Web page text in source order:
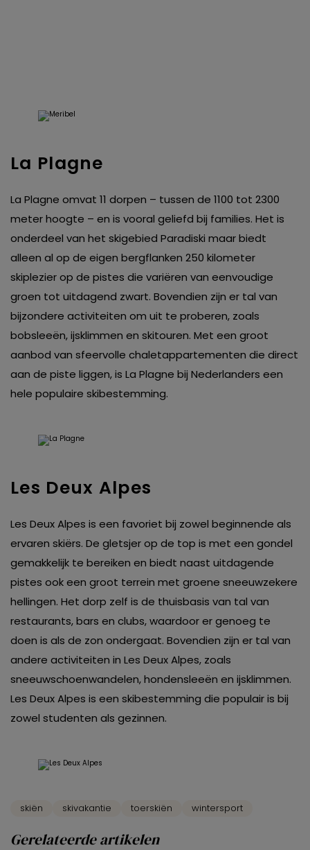
La Plagne
La Plagne omvat 11 dorpen – tussen de 1100 tot 2300
meter hoogte – en is vooral geliefd bij families. Het is
onderdeel van het skigebied Paradiski maar biedt
alleen al op de eigen bergflanken 250 kilometer
skiplezier op de pistes die variëren van eenvoudige
groen tot uitdagend zwart. Bovendien zijn er tal van
bijzondere activiteiten om uit te proberen, zoals
bobsleeën, ijsklimmen en skitouren. Met een groot
aanbod van sfeervolle chaletappartementen die direct
aan de piste liggen, is La Plagne bij Nederlanders een
hele populaire skibestemming.
Les Deux Alpes
Les Deux Alpes is een favoriet bij zowel beginnende als
ervaren skiërs. De gletsjer op de top is met een gondel
gemakkelijk te bereiken en biedt naast uitdagende
pistes ook een groot terrein met groene sneeuwzekere
hellingen. Het dorp zelf is de thuisbasis van tal van
restaurants, bars en clubs, waardoor er genoeg te
doen is als de zon ondergaat. Bovendien zijn er tal van
andere activiteiten in Les Deux Alpes, zoals
sneeuwschoenwandelen, hondensleeën en ijsklimmen.
Les Deux Alpes is een skibestemming die populair is bij
zowel studenten als gezinnen.
skiën skivakantie toerskiën wintersport
Gerelateerde artikelen